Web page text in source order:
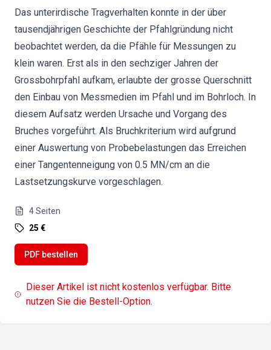
Das unterirdische Tragverhalten konnte in der über
tausendjährigen Geschichte der Pfahlgründung nicht
beobachtet werden, da die Pfähle für Messungen zu
klein waren. Erst als in den sechziger Jahren der
Grossbohrpfahl aufkam, erlaubte der grosse Querschnitt
den Einbau von Messmedien im Pfahl und im Bohrloch. In
diesem Aufsatz werden Ursache und Vorgang des
Bruches vorgeführt. Als Bruchkriterium wird aufgrund
einer Auswertung von Probebelastungen das Erreichen
einer Tangentenneigung von 0.5 MN/cm an die
Lastsetzungskurve vorgeschlagen.
4Seiten
25 €
PDF bestellen
Dieser Artikel ist nicht kostenlos verfügbar. Bitte
nutzen Sie die Bestell-Option.